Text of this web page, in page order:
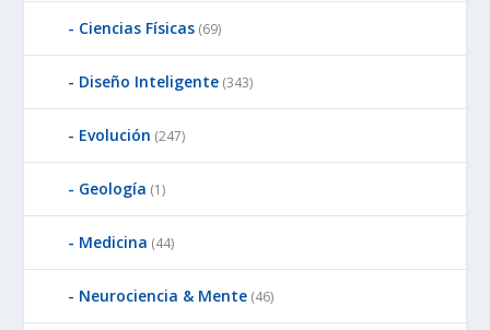
Ciencias Físicas (69)
Diseño Inteligente (343)
Evolución (247)
Geología (1)
Medicina (44)
Neurociencia & Mente (46)